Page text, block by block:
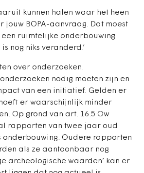
kunnen halen waar het heen
jouw BOPA-aanvraag. Dat moest
een ruimtelijke onderbouwing
nog niks veranderd.’
over onderzoeken.
nodig moeten zijn en
van een initiatief. Gelden er
er waarschijnlijk minder
Op grond van art. 16.5 Ow
rapporten van twee jaar oud
onderbouwing. Oudere rapporten
als ze aantoonbaar nog
archeologische waarden’ kan er